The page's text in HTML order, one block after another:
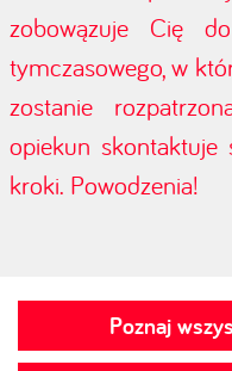
zobowązuje Cię
tymczasowego, w
zostanie
opiekun
kroki. Powodzenia!
Poznaj